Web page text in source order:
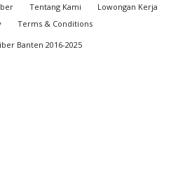
Tentang Kami
Lowongan Kerja
Terms & Conditions
Banten 2016-2025